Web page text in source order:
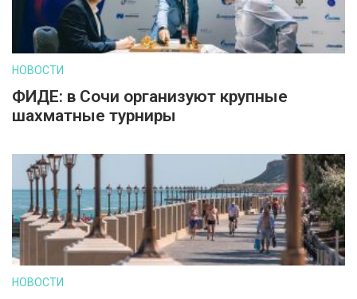
НОВОСТИ
ФИДЕ: в Сочи организуют крупные
шахматные турниры
НОВОСТИ